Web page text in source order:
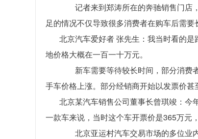
记者来到郑涛所在的奔驰销售门店
足的情况不仅导致很多消费者在购车后需
北京汽车爱好者 张先生：我当时看的
地价格大概在一百一十万元。
新车需要等待较长时间，部分消费
手车价格上涨。部分经销商开始以发票价甚
北京某汽车销售公司董事长曾琪竣：今
一款车来说，当时这个车开票价是365万元
北京亚运村汽车交易市场的多位业